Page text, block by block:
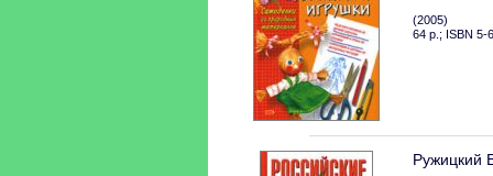
(2005)
64 p.; ISBN 5-
Ружицкий